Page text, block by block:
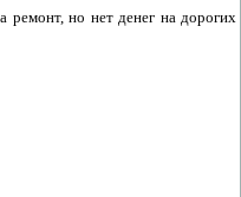
но нет денег на дорогих